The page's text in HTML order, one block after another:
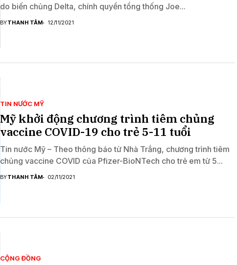
do biến chủng Delta, chính quyền tổng thống Joe...
BYTHANH TÂM 12/11/2021
TIN NƯỚC MỸ
Mỹ khởi động chương trình tiêm chủng
vaccine COVID-19 cho trẻ 5-11 tuổi
Tin nước Mỹ – Theo thông báo từ Nhà Trắng, chương trình tiêm
chủng vaccine COVID của Pfizer-BioNTech cho trẻ em từ 5...
BYTHANH TÂM 02/11/2021
CỘNG ĐỒNG